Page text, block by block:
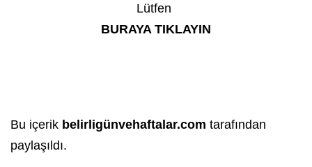
Lütfen
BURAYA TIKLAYIN
Bu içerik belirligünvehaftalar.com tarafından
paylaşıldı.